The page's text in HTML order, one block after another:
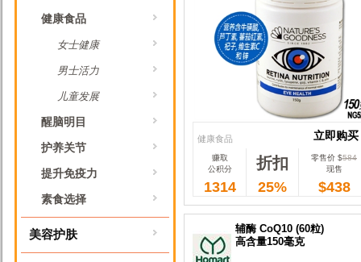
健康食品
女士健康
男士活力
儿童发展
醒脑明目
护养关节
提升免疫力
素食选择
美容护肤
健康食品
立即购买
立即购买
赚取
公积分
折扣 零售价 $584
现售
1314 25% $438
辅酶 CoQ10 (60粒)
高含量150毫克